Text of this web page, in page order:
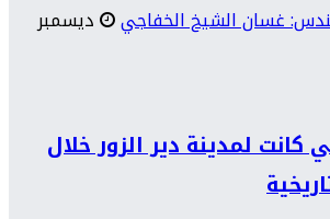
غسان الشيخ الخفاجي
ديسمبر
كانت لمدينة دير الزور خلال